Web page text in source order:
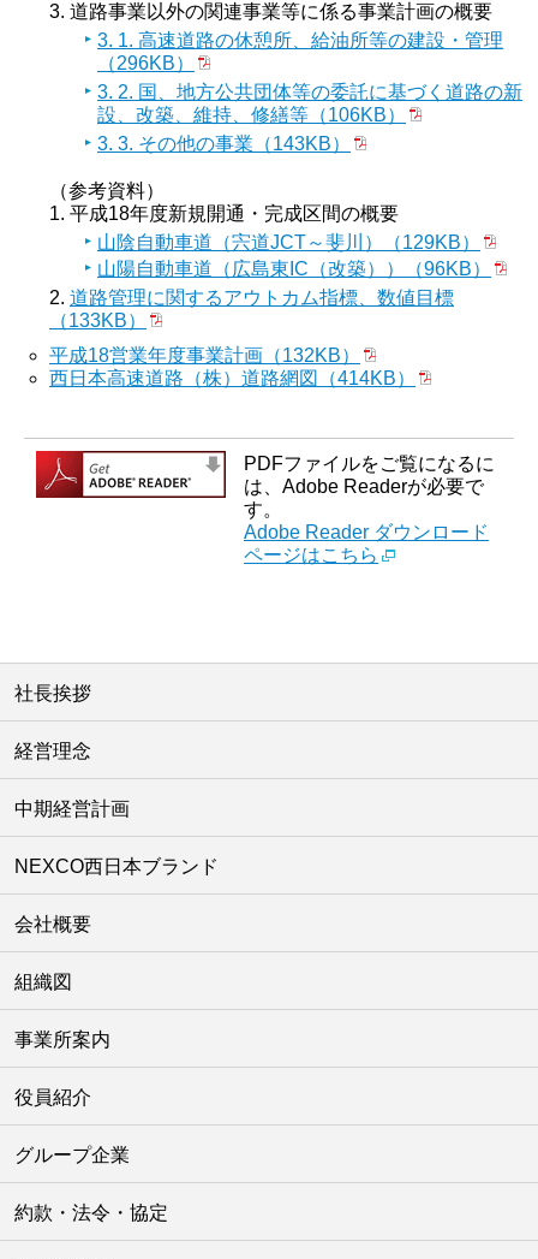
道路事業以外の関連事業等に係る事業計画の概要
3. 1. 高速道路の休憩所、給油所等の建設・管理
（296KB）
3. 2. 国、地方公共団体等の委託に基づく道路の新
設、改築、維持、修繕等（106KB）
3. 3. その他の事業（143KB）
（参考資料）
平成18年度新規開通・完成区間の概要
山陰自動車道（宍道JCT～斐川）（129KB）
山陽自動車道（広島東IC（改築））（96KB）
道路管理に関するアウトカム指標、数値目標
（133KB）
平成18営業年度事業計画（132KB）
西日本高速道路（株）道路網図（414KB）
PDFファイルをご覧になるに
は、Adobe Readerが必要で
す。
Adobe Reader ダウンロード
ページはこちら
社長挨拶
経営理念
中期経営計画
NEXCO西日本ブランド
会社概要
組織図
事業所案内
役員紹介
グループ企業
約款・法令・協定